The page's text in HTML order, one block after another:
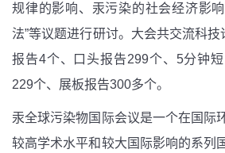
规律的影响、汞污染的社会经济影
法”等议题进行研讨。大会共交流科
报告4个、口头报告299个、5分钟
229个、展板报告300多个。
汞全球污染物国际会议是一个在国际
较高学术水平和较大国际影响的系列